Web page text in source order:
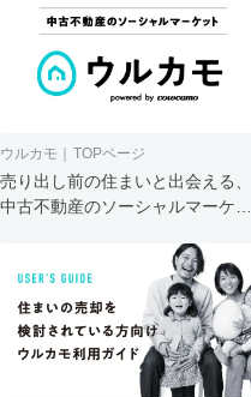
ウルカモ｜TOPページ
売り出し前の住まいと出会える、
中古不動産のソーシャルマーケッ